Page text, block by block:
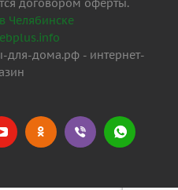
договором оферты.
Челябинске
для-дома.рф - интернет-